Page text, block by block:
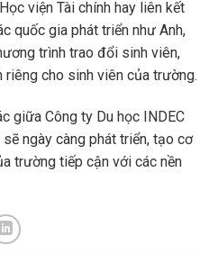
viện Tài chính hay liên kết
quốc gia phát triển như Anh,
trình trao đổi sinh viên,
riêng cho sinh viên của trường.
giữa Công ty Du học INDEC
ngày càng phát triển, tạo cơ
trường tiếp cận với các nền